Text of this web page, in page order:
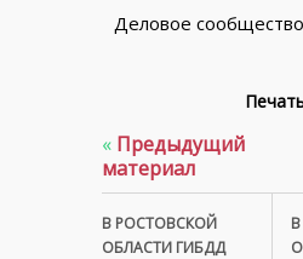
Деловое
« Предыдущий
материал
В РОСТОВСКОЙ
ОБЛАСТИ ГИБДД